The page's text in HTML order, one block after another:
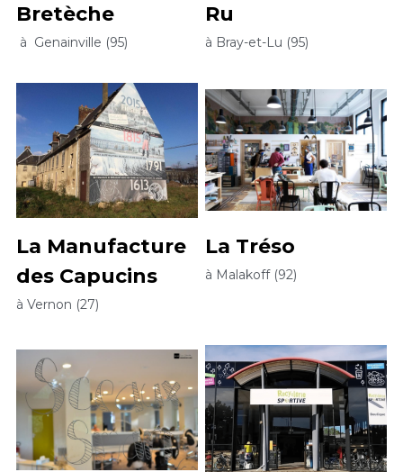
Bretèche
à  Genainville (95)
Ru
à Bray-et-Lu (95)
La Manufacture
des Capucins
à Vernon (27)
La Tréso
à Malakoff (92)